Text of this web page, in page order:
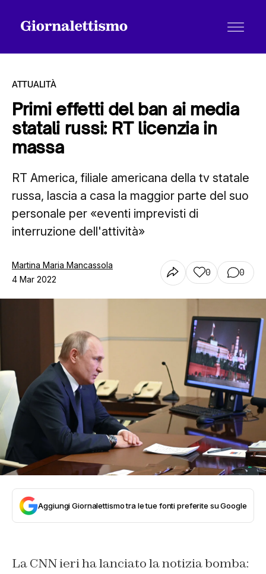
Tutti gli articoli
Chi siamo
Contatti
ATTUALITÀ
Primi effetti del ban ai media
statali russi: RT licenzia in
massa
RT America, filiale americana della tv statale
russa, lascia a casa la maggior parte del suo
personale per «eventi imprevisti di
interruzione dell'attività»
Martina Maria Mancassola
4 Mar 2022
0 0
Aggiungi Giornalettismo tra le tue fonti preferite su Google
La CNN ieri ha lanciato la notizia bomba: